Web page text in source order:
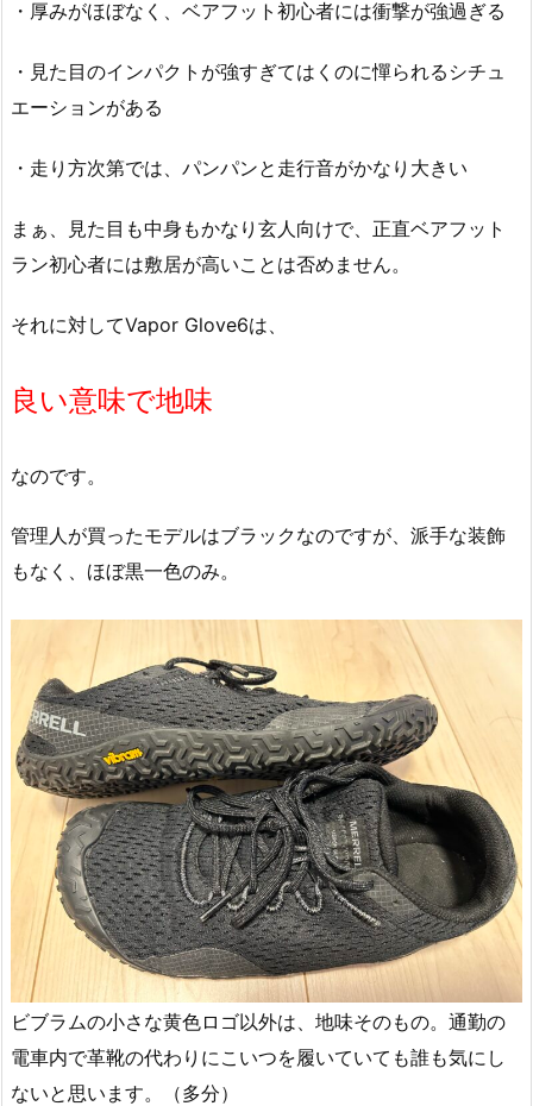
・厚みがほぼなく、ベアフット初心者には衝撃が強過ぎる
・見た目のインパクトが強すぎてはくのに憚られるシチュ
エーションがある
・走り方次第では、パンパンと走行音がかなり大きい
まぁ、見た目も中身もかなり玄人向けで、正直ベアフット
ラン初心者には敷居が高いことは否めません。
それに対してVapor Glove6は、
良い意味で地味
なのです。
管理人が買ったモデルはブラックなのですが、派手な装飾
もなく、ほぼ黒一色のみ。
ビブラムの小さな黄色ロゴ以外は、地味そのもの。通勤の
電車内で革靴の代わりにこいつを履いていても誰も気にし
ないと思います。（多分）